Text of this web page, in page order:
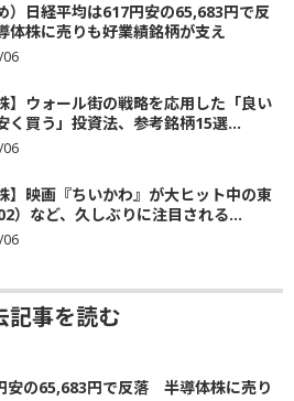
）日経平均は617円安の65,683円で反
株に売りも好業績銘柄が支え
06
】ウォール街の戦略を応用した「良い
く買う」投資法、参考銘柄15選...
06
】映画『ちいかわ』が大ヒット中の東
）など、久しぶりに注目される...
06
記事を読む
安の65,683円で反落 半導体株に売り